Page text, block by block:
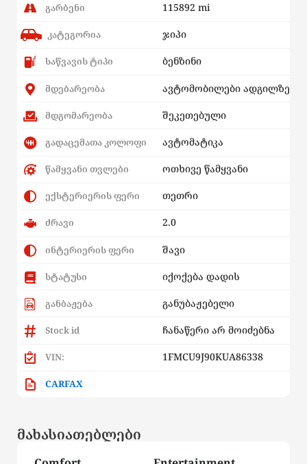
გარბენი 115892 mi
კატეგორია ჯიპი
საწვავის ტიპი ბენზინი
მდებარეობა ავტომობილები ადგილზე
მდგომარეობა შეკეთებული
გადაცემათა კოლოფი ავტომატიკა
წამყვანი თვლები ოთხივე წამყვანი
ექსტერიერის ფერი თეთრი
ძრავი 2.0
ინტერიერის ფერი შავი
სტატუსი იქოქება დადის
განბაჟება განუბაჟებელი
Stock id ჩანაწერი არ მოიძებნა
VIN: 1FMCU9J90KUA86338
CARFAX
მახასიათებლები